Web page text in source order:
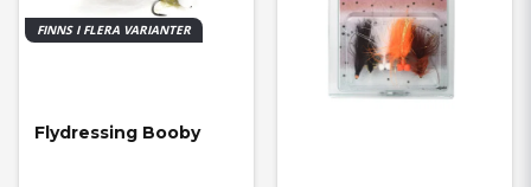
FINNS I FLERA VARIANTER
Flydressing Booby